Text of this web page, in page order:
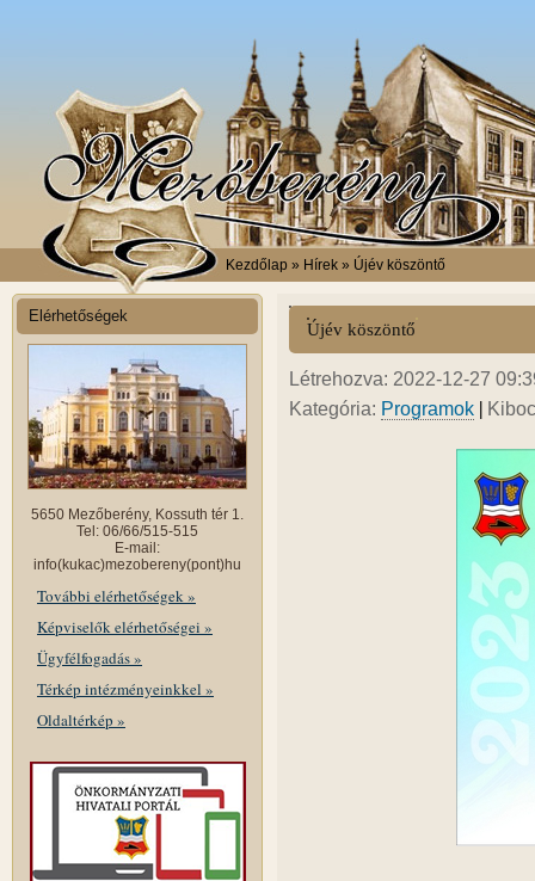
Kezdőlap » Hírek » Újév köszöntő
Elérhetőségek
5650 Mezőberény, Kossuth tér 1.
Tel: 06/66/515-515
E-mail:
info(kukac)mezobereny(pont)hu
További elérhetőségek »
Képviselők elérhetőségei »
Ügyfélfogadás »
Térkép intézményeinkkel »
Oldaltérkép »
Újév köszöntő
Létrehozva: 2022-12-27
Kategória: Programok |